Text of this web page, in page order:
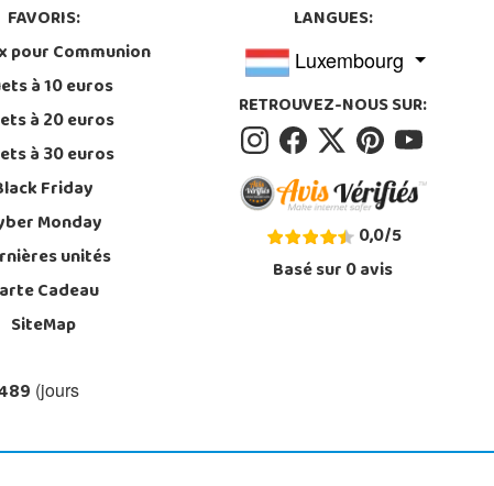
FAVORIS:
pour Communion
à 10 euros
à 20 euros
à 30 euros
Friday
Monday
unités
Cadeau
SiteMap
LANGUES:
Luxembourg
RETROUVEZ-NOUS SUR:
0,0/5
Basé sur0avis
(jours